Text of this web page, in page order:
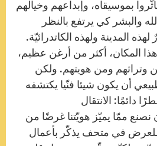
بموسيقاه، وإبداعهم وخيالهم
والبشر كي يرتفع بالنظر
المدينة ولهذه الكاتدرائيّة.
المكان، أكثر من أرغن عظيم،
وتراثهم ومن هويتهم. ولكن
أن يكون شيئا فنّيا يكتشفه
دائمًا: الانتقال
نصنع ممّا يميّز هويّتنا غرضًا من
للعرض في متحف يذكّر بأعمال